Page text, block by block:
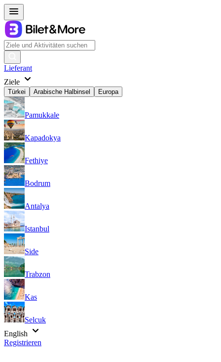
Lieferant
Ziele
Türkei Arabische Halbinsel Europa
Pamukkale
Kapadokya
Fethiye
Bodrum
Antalya
Istanbul
Side
Trabzon
Kas
Selcuk
English
Registrieren